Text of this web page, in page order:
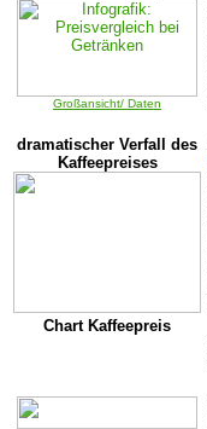
Großansicht/ Daten
dramatischer Verfall des
Kaffeepreises
Chart Kaffeepreis